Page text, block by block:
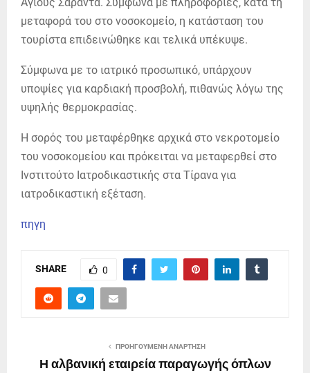
μεταφορά του στο νοσοκομείο, η κατάσταση του
τουρίστα επιδεινώθηκε και τελικά υπέκυψε.
Σύμφωνα με το ιατρικό προσωπικό, υπάρχουν
υποψίες για καρδιακή προσβολή, πιθανώς λόγω της
υψηλής θερμοκρασίας.
Η σορός του μεταφέρθηκε αρχικά στο νεκροτομείο
του νοσοκομείου και πρόκειται να μεταφερθεί στο
Ινστιτούτο Ιατροδικαστικής στα Τίρανα για
ιατροδικαστική εξέταση.
πηγη
SHARE 0
ΠΡΟΗΓΟΎΜΕΝΗ ΑΝΆΡΤΗΣΗ
Η αλβανική εταιρεία παραγωγής όπλων